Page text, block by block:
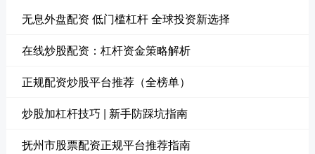
无息外盘配资 低门槛杠杆 全球投资新选择
在线炒股配资：杠杆资金策略解析
正规配资炒股平台推荐（全榜单）
炒股加杠杆技巧 | 新手防踩坑指南
抚州市股票配资正规平台推荐指南